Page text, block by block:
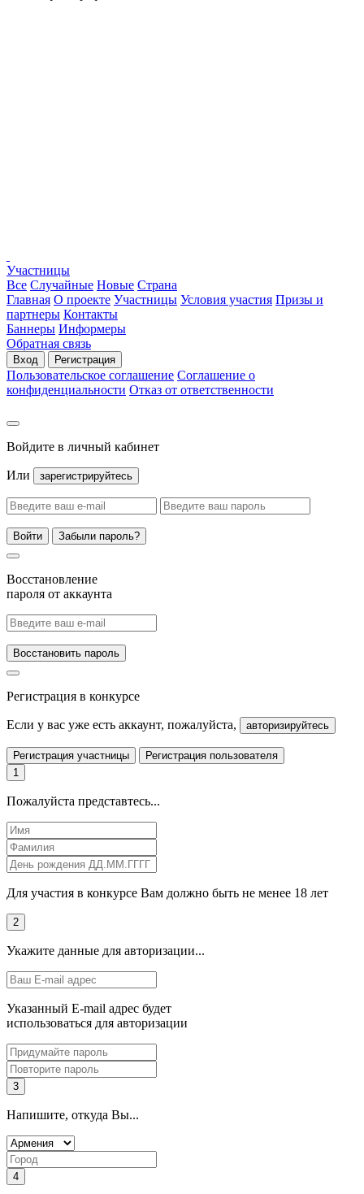
Участницы
Все Случайные Новые Страна
Главная О проекте Участницы Условия участия Призы и
партнеры Контакты
Баннеры Информеры
Обратная связь
Вход Регистрация
Пользовательское соглашение Соглашение о
конфиденциальности Отказ от ответственности
Войдите в личный кабинет
Или зарегистрируйтесь
Войти Забыли пароль?
Восстановление
пароля от аккаунта
Восстановить пароль
Регистрация в конкурсе
Если у вас уже есть аккаунт, пожалуйста, авторизируйтесь
Регистрация участницы
Регистрация пользователя
1
Пожалуйста представтесь...
Для участия в конкурсе Вам должно быть не менее 18 лет
2
Укажите данные для авторизации...
Указанный E-mail адрес будет
использоваться для авторизации
3
Напишите, откуда Вы...
4